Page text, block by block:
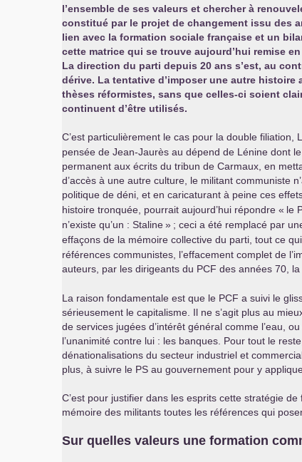
l’ensemble de ses valeurs et chercher à
constitué par le projet de changement issu des
lien avec la formation sociale française et un
cette matrice qui se trouve aujourd’hui remise
La direction du parti depuis 20 ans s’est, au
dérive. La tentative d’imposer une autre
thèses réformistes, sans que celles-ci soient
continuent d’être utilisés.
C’est particulièrement le cas pour la double
pensée de Jean-Jaurès au dépend de Lénine dont
permanent aux écrits du tribun de Carmaux, en
d’accès à une autre culture, le militant communiste
politique de déni, et en caricaturant à peine ces
histoire tronquée, pourrait aujourd’hui répondre « le
n’existe qu’un : Staline» ; ceci a été remplacé par
effaçons de la mémoire collective du parti, tout ce
références communistes, l’effacement complet de
auteurs, par les dirigeants du PCF des années 70, la
La raison fondamentale est que le PCF a suivi le
sérieusement le capitalisme. Il ne s’agit plus au
de services jugées d’intérêt général comme l’eau,
l’unanimité contre lui : les banques. Pour tout le
dénationalisations du secteur industriel et
plus, à suivre le PS au gouvernement pour y
C’est pour justifier dans les esprits cette stratégie
mémoire des militants toutes les références qui
Sur quelles valeurs une formation